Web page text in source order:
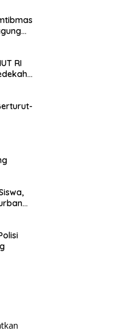
RI